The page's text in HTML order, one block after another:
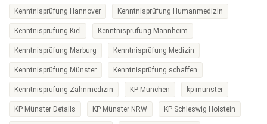
Kenntnisprüfung Hannover Kenntnisprüfung Humanmedizin
Kenntnisprüfung Kiel Kenntnisprüfung Mannheim
Kenntnisprüfung Marburg Kenntnisprüfung Medizin
Kenntnisprüfung Münster Kenntnisprüfung schaffen
Kenntnisprüfung Zahnmedizin KP München kp münster
KP Münster Details KP Münster NRW KP Schleswig Holstein